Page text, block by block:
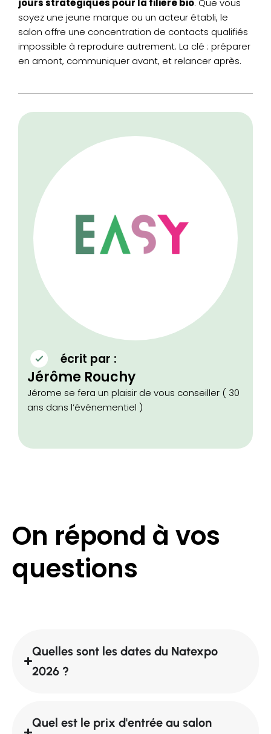
jours stratégiques pour la filière bio. Que vous
soyez une jeune marque ou un acteur établi, le
salon offre une concentration de contacts qualifiés
impossible à reproduire autrement. La clé : préparer
en amont, communiquer avant, et relancer après.
écrit par :
Jérôme Rouchy
Jérome se fera un plaisir de vous conseiller ( 30
ans dans l’événementiel )
On répond à vos
questions
Quelles sont les dates du Natexpo
2026 ?
Quel est le prix d'entrée au salon